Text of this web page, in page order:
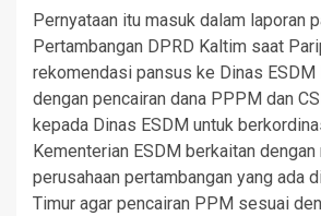
Pernyataan itu masuk dalam laporan
Pertambangan DPRD Kaltim saat
rekomendasi pansus ke Dinas
dengan pencairan dana PPPM dan
kepada Dinas ESDM untuk
Kementerian ESDM berkaitan
perusahaan pertambangan yang ada
Timur agar pencairan PPM sesuai